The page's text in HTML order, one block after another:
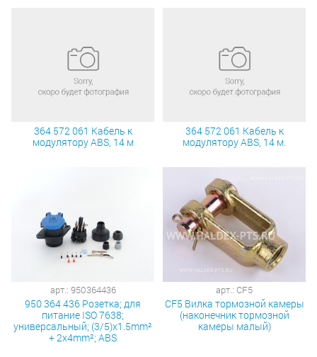
364 572 061 Кабель к
модулятору ABS, 14 м
364 572 061 Кабель к
модулятору ABS, 14 м.
арт.: 950364436
950 364 436 Розетка; для
питание ISO 7638;
универсальный; (3/5)x1.5mm²
+ 2x4mm²; ABS
арт.: CF5
CF5 Вилка тормозной камеры
(наконечник тормозной
камеры малый)